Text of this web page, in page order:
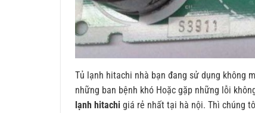
Tủ lạnh hitachi nhà bạn đang sử dụng không
những ban bệnh khó Hoặc gặp những lỗi
lạnh hitachi giá rẻ nhất tại hà nội. Thì chúng